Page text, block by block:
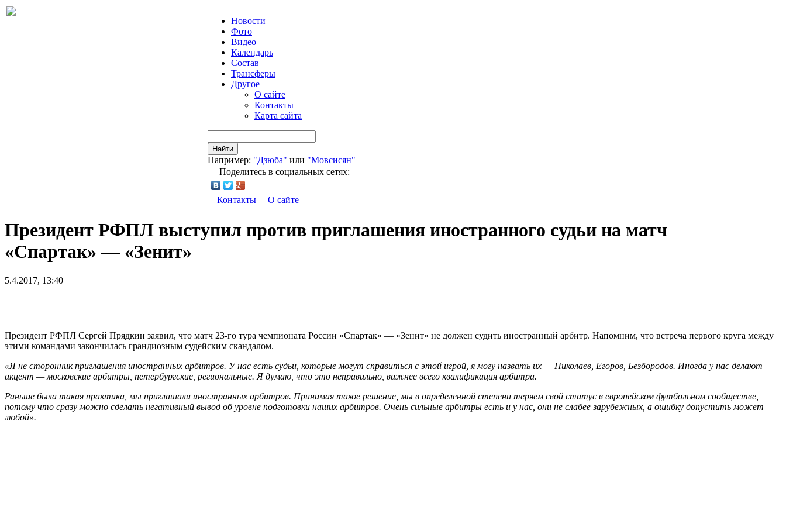
Новости
Фото
Видео
Календарь
Состав
Трансферы
Другое
О сайте
Контакты
Карта сайта
Найти
Например: "Дзюба" или "Мовсисян"
Поделитесь в социальных сетях:
Контакты О сайте
Президент РФПЛ выступил против приглашения иностранного судьи на матч
«Спартак» — «Зенит»
5.4.2017, 13:40
Президент РФПЛ Сергей Прядкин заявил, что матч 23-го тура чемпионата России «Спартак» — «Зенит» не должен судить иностранный арбитр. Напомним, что встреча первого круга между
этими командами закончилась грандиозным судейским скандалом.
«Я не сторонник приглашения иностранных арбитров. У нас есть судьи, которые могут справиться с этой игрой, я могу назвать их — Николаев, Егоров, Безбородов. Иногда у нас делают
акцент — московские арбитры, петербургские, региональные. Я думаю, что это неправильно, важнее всего квалификация арбитра.
Раньше была такая практика, мы приглашали иностранных арбитров. Принимая такое решение, мы в определенной степени теряем свой статус в европейском футбольном сообществе,
потому что сразу можно сделать негативный вывод об уровне подготовки наших арбитров. Очень сильные арбитры есть и у нас, они не слабее зарубежных, а ошибку допустить может
любой».